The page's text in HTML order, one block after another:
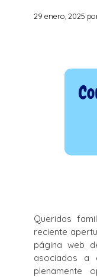
29 enero, 2025
Queridas
reciente
página web
asociados a
plenamente